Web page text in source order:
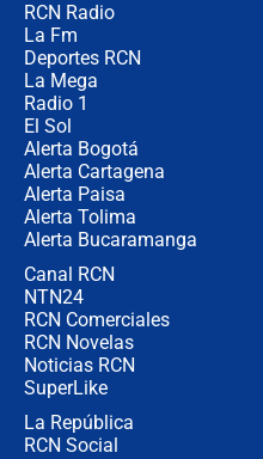
RCN Radio
La Fm
Deportes RCN
La Mega
Radio 1
El Sol
Alerta Bogotá
Alerta Cartagena
Alerta Paisa
Alerta Tolima
Alerta Bucaramanga
Canal RCN
NTN24
RCN Comerciales
RCN Novelas
Noticias RCN
SuperLike
La República
RCN Social